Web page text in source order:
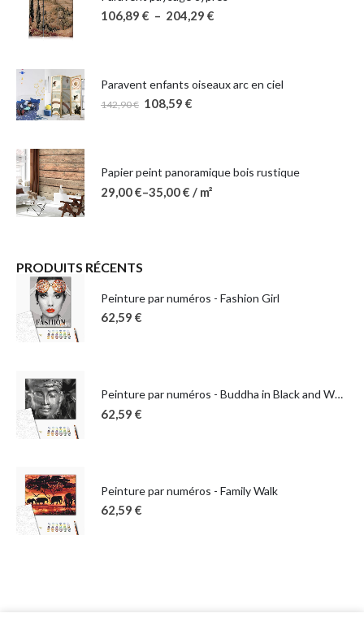
106,89 € – 204,29 €
Paravent enfants oiseaux arc en ciel
142,90€ 108,59 €
Papier peint panoramique bois rustique
29,00€–35,00€ / m²
PRODUITS RÉCENTS
Peinture par numéros - Fashion Girl
62,59 €
Peinture par numéros - Buddha in Black and White
62,59 €
Peinture par numéros - Family Walk
62,59 €